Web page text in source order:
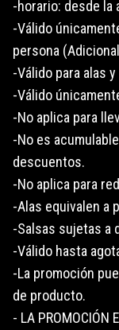
-horario: desde la
-Válido
persona
-Válido para alas
-Válido
-No aplica para
-No es
descuentos.
-No aplica para
-Alas equivalen a
-Salsas sujetas a
-Válido hasta
-La promoción
de producto.
- LA PROMOCIÓN